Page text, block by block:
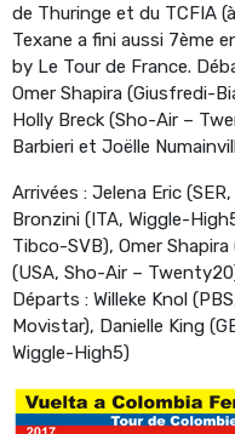
de Thuringe et du TCFIA
Texane a fini aussi 7ème
by Le Tour de France.
Omer Shapira (Giusfredi-
Holly Breck (Sho-Air –
Barbieri et Joëlle
Arrivées : Jelena Eric
Bronzini (ITA, Wiggle-
Tibco-SVB), Omer
(USA, Sho-Air –
Départs : Willeke Knol
Movistar), Danielle King
Wiggle-High5)